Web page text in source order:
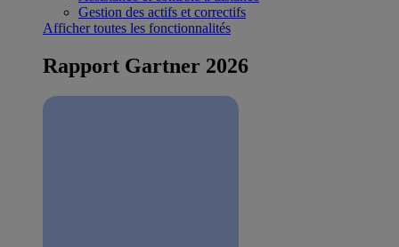
Gestion des actifs et correctifs
Afficher toutes les fonctionnalités
Rapport Gartner 2026